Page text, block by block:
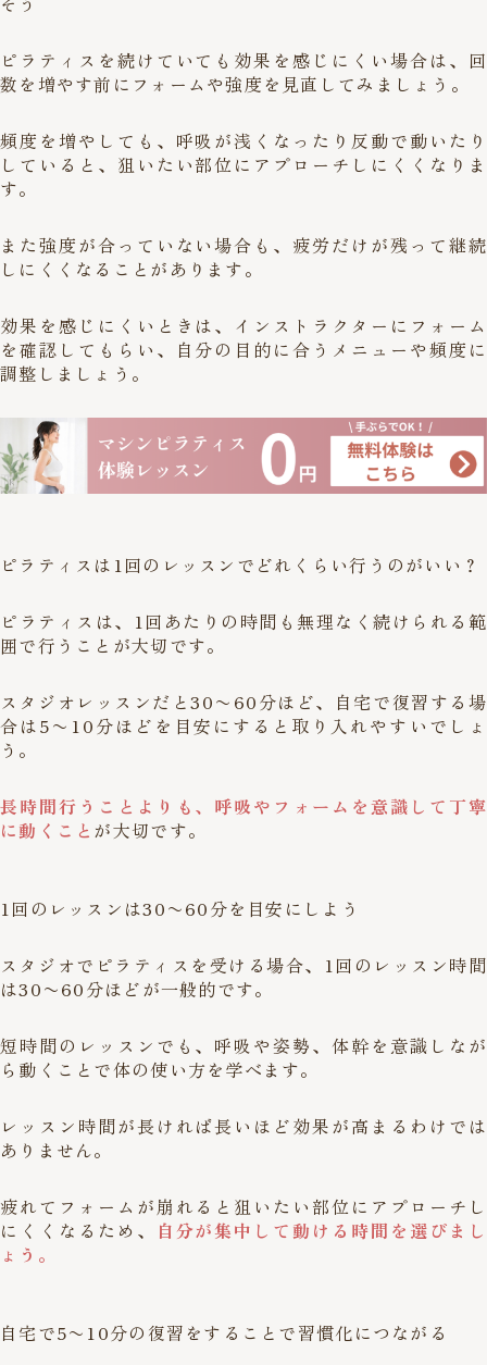
ピラティスを続けていても効果を感じにくい場合は、回
数を増やす前にフォームや強度を見直してみましょう。
頻度を増やしても、呼吸が浅くなったり反動で動いたり
していると、狙いたい部位にアプローチしにくくなりま
す。
また強度が合っていない場合も、疲労だけが残って継続
しにくくなることがあります。
効果を感じにくいときは、インストラクターにフォーム
を確認してもらい、自分の目的に合うメニューや頻度に
調整しましょう。
ピラティスは1回のレッスンでどれくらい行うのがいい？
ピラティスは、1回あたりの時間も無理なく続けられる範
囲で行うことが大切です。
スタジオレッスンだと30〜60分ほど、自宅で復習する場
合は5〜10分ほどを目安にすると取り入れやすいでしょ
う。
長時間行うことよりも、呼吸やフォームを意識して丁寧
に動くこと が大切です。
1回のレッスンは30〜60分を目安にしよう
スタジオでピラティスを受ける場合、1回のレッスン時間
は30〜60分ほどが一般的です。
短時間のレッスンでも、呼吸や姿勢、体幹を意識しなが
ら動くことで体の使い方を学べます。
レッスン時間が長ければ長いほど効果が高まるわけでは
ありません。
疲れてフォームが崩れると狙いたい部位にアプローチし
にくくなるため、
自分が集中して動ける時間を選びまし
ょう。
自宅で5〜10分の復習をすることで習慣化につながる